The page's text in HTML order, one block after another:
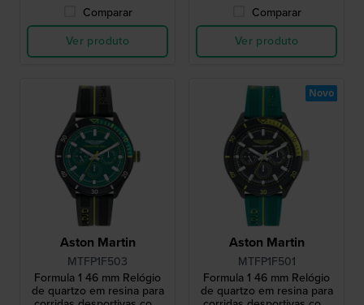
Comparar
Ver produto
Comparar
Ver produto
Aston Martin
MTFP1F503
Formula 1 46 mm Relógio
de quartzo em resina para
Aston Martin
MTFP1F501
Formula 1 46 mm Relógio
de quartzo em resina para
Novo